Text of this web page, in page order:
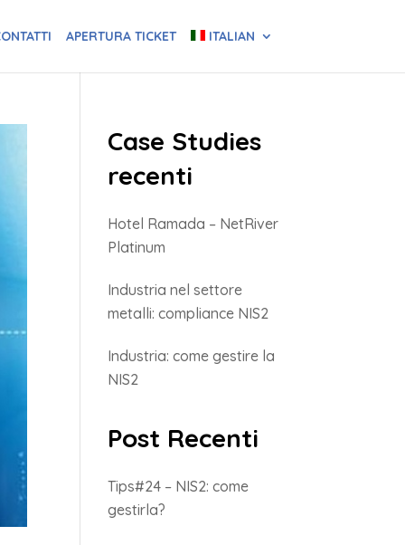
APERTURA TICKET ITALIAN
Case Studies
recenti
Hotel Ramada – NetRiver
Platinum
Industria nel settore
metalli: compliance NIS2
Industria: come gestire la
NIS2
Post Recenti
Tips#24 – NIS2: come
gestirla?